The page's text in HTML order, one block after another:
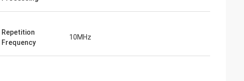
Repetition
Frequency
10MHz